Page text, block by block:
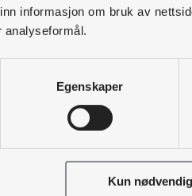
informasjon om bruk av
Egenskaper
Kun
Varmepumpe •
finner jeg informasjon om
Skal varmepumpa
Varmepumpe
Hvor bør